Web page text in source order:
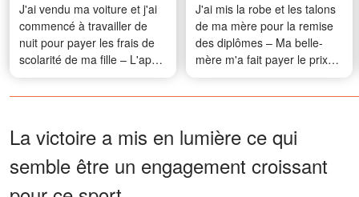
J'ai vendu ma voiture et j'ai
commencé à travailler de
nuit pour payer les frais de
scolarité de ma fille – L'appel
du bureau du doyen,
quelques jours avant la
J'ai mis la robe et les talons
de ma mère pour la remise
des diplômes – Ma belle-
mère m'a fait payer le prix
fort
La victoire a mis en lumière ce qui
semble être un engagement croissant